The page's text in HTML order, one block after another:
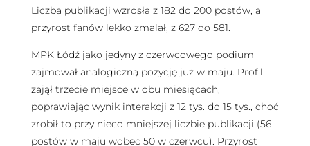
Liczba publikacji wzrosła z 182 do 200 postów, a
przyrost fanów lekko zmalał, z 627 do 581.
MPK Łódź jako jedyny z czerwcowego podium
zajmował analogiczną pozycję już w maju. Profil
zajął trzecie miejsce w obu miesiącach,
poprawiając wynik interakcji z 12 tys. do 15 tys., choć
zrobił to przy nieco mniejszej liczbie publikacji (56
postów w maju wobec 50 w czerwcu). Przyrost